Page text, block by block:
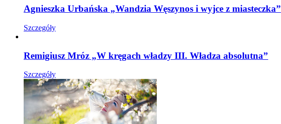
Agnieszka Urbańska „Wandzia Węszynos i wyjce z miasteczka”
Szczegóły
Remigiusz Mróz „W kręgach władzy III. Władza absolutna”
Szczegóły